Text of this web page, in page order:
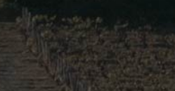
Rully Les Saint-Jacques
Rully 1er Cru Grésigny
http://www.de-villaine.com